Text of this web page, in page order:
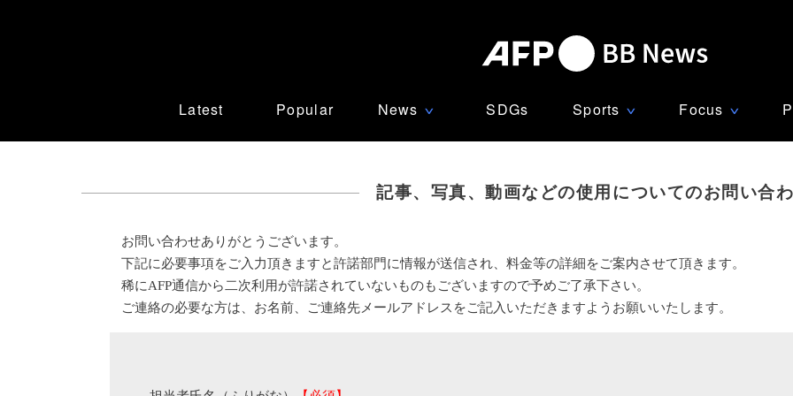
Latest Popular News ∨ SDGs Sports ∨ Focus ∨
記事、写真、動画などの使用についてのお問い合
お問い合わせありがとうございます。
下記に必要事項をご入力頂きますと許諾部門に情報が送信され、料金等の詳細をご案内させて頂きます。
稀にAFP通信から二次利用が許諾されていないものもございますので予めご了承下さい。
ご連絡の必要な方は、お名前、ご連絡先メールアドレスをご記入いただきますようお願いいたします。